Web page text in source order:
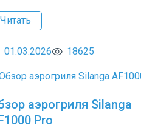
Читать
01.03.2026 18625
аэрогриля Silanga
Pro